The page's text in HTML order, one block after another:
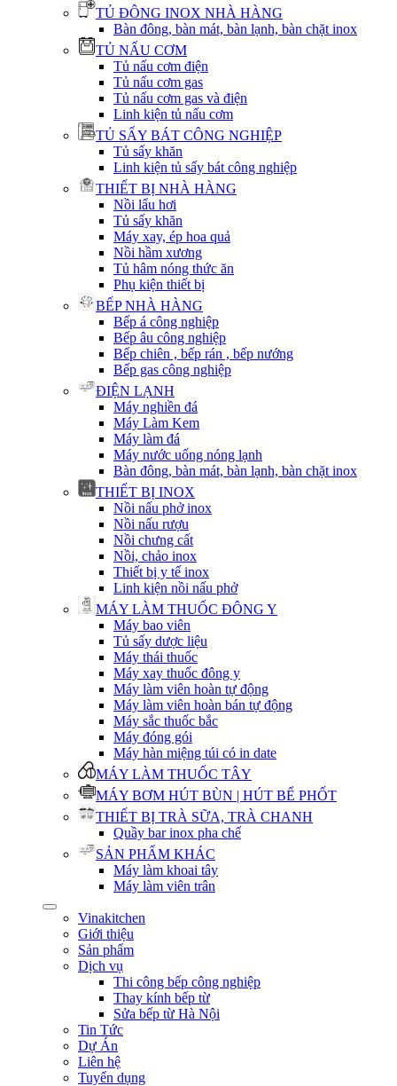
TỦ ĐÔNG INOX NHÀ HÀNG
Bàn đông, bàn mát, bàn lạnh, bàn chặt inox
TỦ NẤU CƠM
Tủ nấu cơm điện
Tủ nấu cơm gas
Tủ nấu cơm gas và điện
Linh kiện tủ nấu cơm
TỦ SẤY BÁT CÔNG NGHIỆP
Tủ sấy khăn
Linh kiện tủ sấy bát công nghiệp
THIẾT BỊ NHÀ HÀNG
Nồi lẩu hơi
Tủ sấy khăn
Máy xay, ép hoa quả
Nồi hầm xương
Tủ hâm nóng thức ăn
Phụ kiện thiết bị
BẾP NHÀ HÀNG
Bếp á công nghiệp
Bếp âu công nghiệp
Bếp chiên , bếp rán , bếp nướng
Bếp gas công nghiệp
ĐIỆN LẠNH
Máy nghiền đá
Máy Làm Kem
Máy làm đá
Máy nước uống nóng lạnh
Bàn đông, bàn mát, bàn lạnh, bàn chặt inox
THIẾT BỊ INOX
Nồi nấu phở inox
Nồi nấu rượu
Nồi chưng cất
Nồi, chảo inox
Thiết bị y tế inox
Linh kiện nồi nấu phở
MÁY LÀM THUỐC ĐÔNG Y
Máy bao viên
Tủ sấy dược liệu
Máy thái thuốc
Máy xay thuốc đông y
Máy làm viên hoàn tự động
Máy làm viên hoàn bán tự động
Máy sắc thuốc bắc
Máy đóng gói
Máy hàn miệng túi có in date
MÁY LÀM THUỐC TÂY
MÁY BƠM HÚT BÙN | HÚT BỂ PHỐT
THIẾT BỊ TRÀ SỮA, TRÀ CHANH
Quầy bar inox pha chế
SẢN PHẨM KHÁC
Máy làm khoai tây
Máy làm viên trân
Vinakitchen
Giới thiệu
Sản phẩm
Dịch vụ
Thi công bếp công nghiệp
Thay kính bếp từ
Sửa bếp từ Hà Nội
Tin Tức
Dự Án
Liên hệ
Tuyển dụng